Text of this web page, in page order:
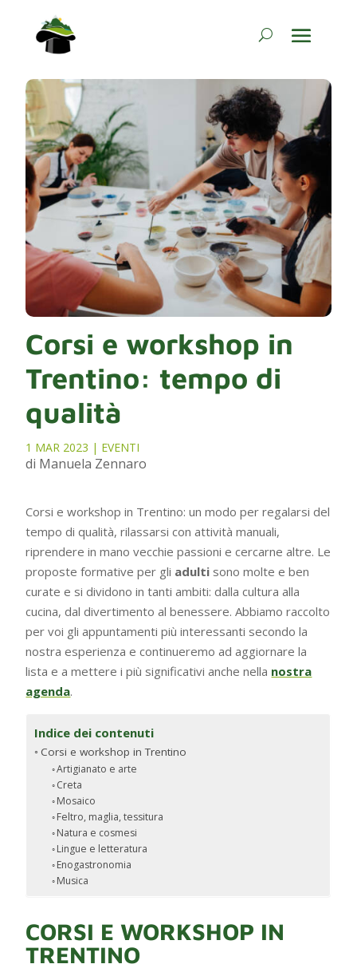
Corsi e workshop in
Trentino: tempo di
qualità
1 MAR 2023 | EVENTI
di Manuela Zennaro
Corsi e workshop in Trentino: un modo per regalarsi del
tempo di qualità, rilassarsi con attività manuali,
riprendere in mano vecchie passioni e cercarne altre. Le
proposte formative per gli adulti sono molte e ben
curate e si dividono in tanti ambiti: dalla cultura alla
cucina, dal divertimento al benessere. Abbiamo raccolto
per voi gli appuntamenti più interessanti secondo la
nostra esperienza e continueremo ad aggiornare la
lista e a mettere i più significativi anche nella nostra
agenda.
Indice dei contenuti
Corsi e workshop in Trentino
Artigianato e arte
Creta
Mosaico
Feltro, maglia, tessitura
Natura e cosmesi
Lingue e letteratura
Enogastronomia
Musica
CORSI E WORKSHOP IN
TRENTINO